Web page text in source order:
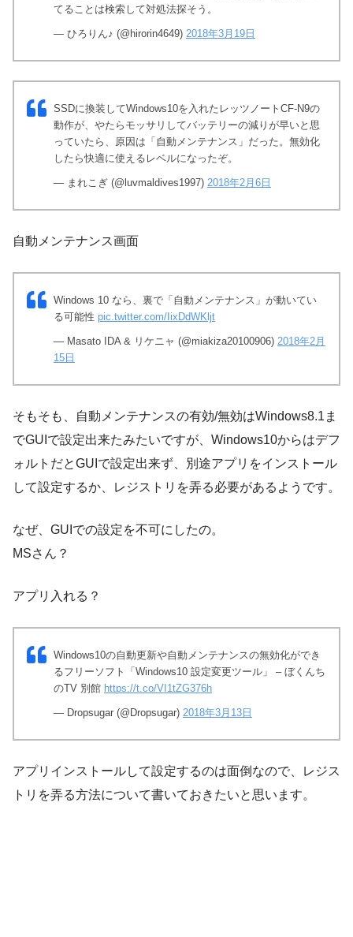
てることは検索して対処法探そう。
— ひろりん♪ (@hirorin4649) 2018年3月19日
SSDに換装してWindows10を入れたレッツノートCF-N9の
動作が、やたらモッサリしてバッテリーの減りが早いと思
っていたら、原因は「自動メンテナンス」だった。無効化
したら快適に使えるレベルになったぞ。
— まれこぎ (@luvmaldives1997) 2018年2月6日
自動メンテナンス画面
Windows 10 なら、裏で「自動メンテナンス」が動いてい
る可能性 pic.twitter.com/IixDdWKljt
— Masato IDA & リケニャ (@miakiza20100906) 2018年2月
15日
そもそも、自動メンテナンスの有効/無効はWindows8.1ま
でGUIで設定出来たみたいですが、Windows10からはデフ
ォルトだとGUIで設定出来ず、別途アプリをインストール
して設定するか、レジストリを弄る必要があるようです。
なぜ、GUIでの設定を不可にしたの。
MSさん？
アプリ入れる？
Windows10の自動更新や自動メンテナンスの無効化ができ
るフリーソフト「Windows10 設定変更ツール」 – ぼくんち
のTV 別館 https://t.co/VI1tZG376h
— Dropsugar (@Dropsugar) 2018年3月13日
アプリインストールして設定するのは面倒なので、レジス
トリを弄る方法について書いておきたいと思います。